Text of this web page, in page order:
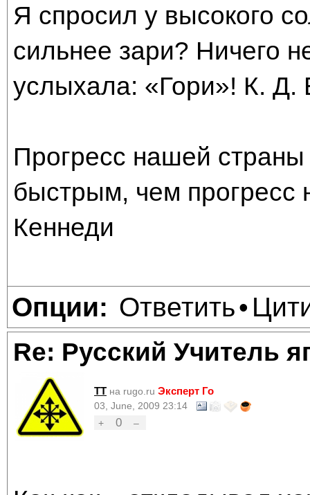
Я спросил у высокого
сильнее зари? Ничего
услыхала: «Гори»! К. Д.
Прогресс нашей
быстрым, чем прогресс
Кеннеди
Опции: Ответить•
Re: Русский Учитель
TT на rugo.ru Эксперт Го
03, June, 2009 23:14
+
0 –